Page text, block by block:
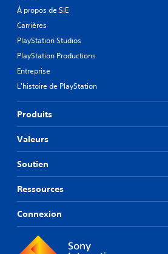
À propos de SIE
Carrières
PlayStation Studios
PlayStation Productions
Entreprise
L'histoire de PlayStation
Produits
Valeurs
Soutien
Ressources
Connexion